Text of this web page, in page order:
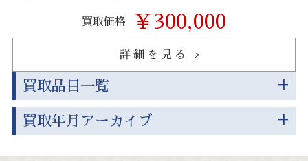
買取価格 ￥300,000
詳細を見る
買取品目一覧
買取年月アーカイブ